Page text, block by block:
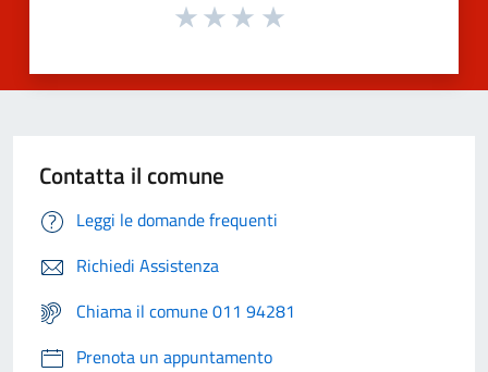
Contatta il comune
Leggi le domande frequenti
Richiedi Assistenza
Chiama il comune 011 94281
Prenota un appuntamento